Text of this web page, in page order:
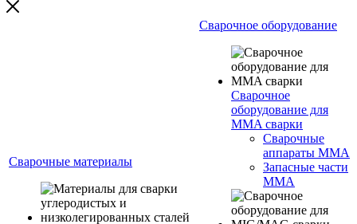
Сварочные материалы
Сварочное оборудование
Сварочное
оборудование для
MMA сварки
Сварочные
аппараты MMA
Запасные части
MMA